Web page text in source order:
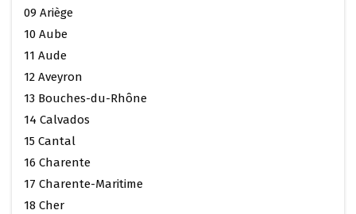
09 Ariège
10 Aube
11 Aude
12 Aveyron
13 Bouches-du-Rhône
14 Calvados
15 Cantal
16 Charente
17 Charente-Maritime
18 Cher